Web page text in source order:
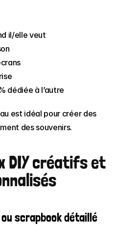
il/elle veut
dédiée à l’autre
est idéal pour créer des
des souvenirs.
DIY créatifs et
ou scrapbook détaillé